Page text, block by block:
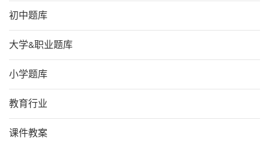
初中题库
大学&职业题库
小学题库
教育行业
课件教案